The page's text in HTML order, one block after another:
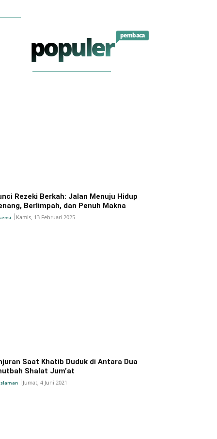
populer pembaca
Rezeki Berkah: Jalan Menuju Hidup
Berlimpah, dan Penuh Makna
Kamis, 13 Februari 2025
Saat Khatib Duduk di Antara Dua
Shalat Jum’at
Jumat, 4 Juni 2021